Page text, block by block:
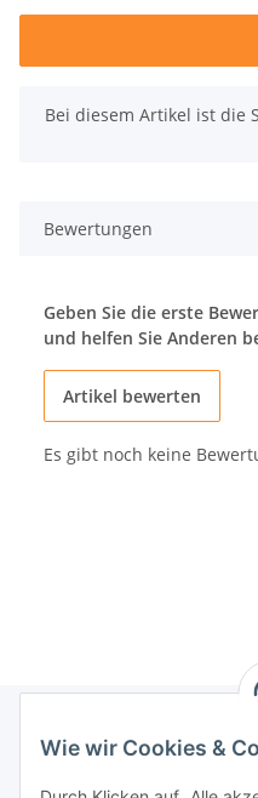
x
Bei diesem Artikel ist die
Bewertungen
Geben Sie die erste
und helfen Sie Anderen
Artikel bewerten
Es gibt noch keine
Wie wir Cookies &